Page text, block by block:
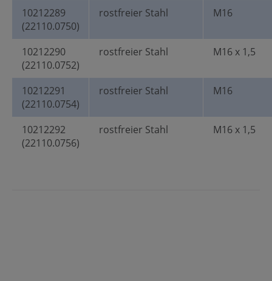
10212289
(22110.0750)
rostfreier Stahl M16
10212290
(22110.0752)
rostfreier Stahl M16 x 1,5
10212291
(22110.0754)
rostfreier Stahl M16
10212292
(22110.0756)
rostfreier Stahl M16 x 1,5